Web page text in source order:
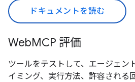
ドキュメントを読む
WebMCP 評価
ツールをテストして、エージェン
イミング、実行方法、許容される